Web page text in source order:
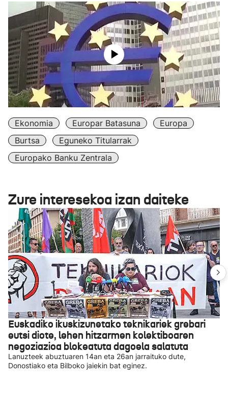
Ekonomia Europar Batasuna
Europa
Burtsa
Eguneko Titularrak
Europako Banku Zentrala
Zure interesekoa izan daiteke
Euskadiko ikuskizunetako teknikariek grebari
eutsi diote, lehen hitzarmen kolektiboaren
negoziazioa blokeatuta dagoela salatuta
Lanuzteek abuztuaren 14an eta 26an jarraituko dute,
Donostiako eta Bilboko jaiekin bat eginez.